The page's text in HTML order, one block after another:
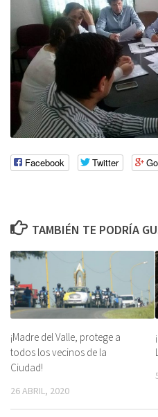
Facebook Twitter
TAMBIÉN TE PODRÍA
¡Madre del Valle, protege a
todos los vecinos de la
Ciudad!
26 ABRIL, 2020